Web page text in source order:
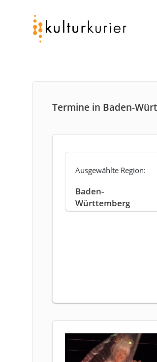
Termine in Baden-
Ausgewählte Region:
Baden-
Württemberg